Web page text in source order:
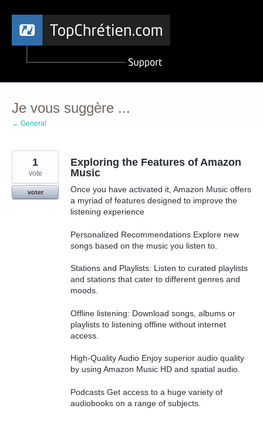
Aller
contenu
Je vous suggère ...
← General
Exploring the Features of Amazon
Music
Once you have activated it, Amazon Music offers
a myriad of features designed to improve the
listening experience
Personalized Recommendations Explore new
songs based on the music you listen to.
Stations and Playlists: Listen to curated playlists
and stations that cater to different genres and
moods.
Offline listening: Download songs, albums or
playlists to listening offline without internet
access.
High-Quality Audio Enjoy superior audio quality
by using Amazon Music HD and spatial audio.
Podcasts Get access to a huge variety of
audiobooks on a range of subjects.
1
vote
voter